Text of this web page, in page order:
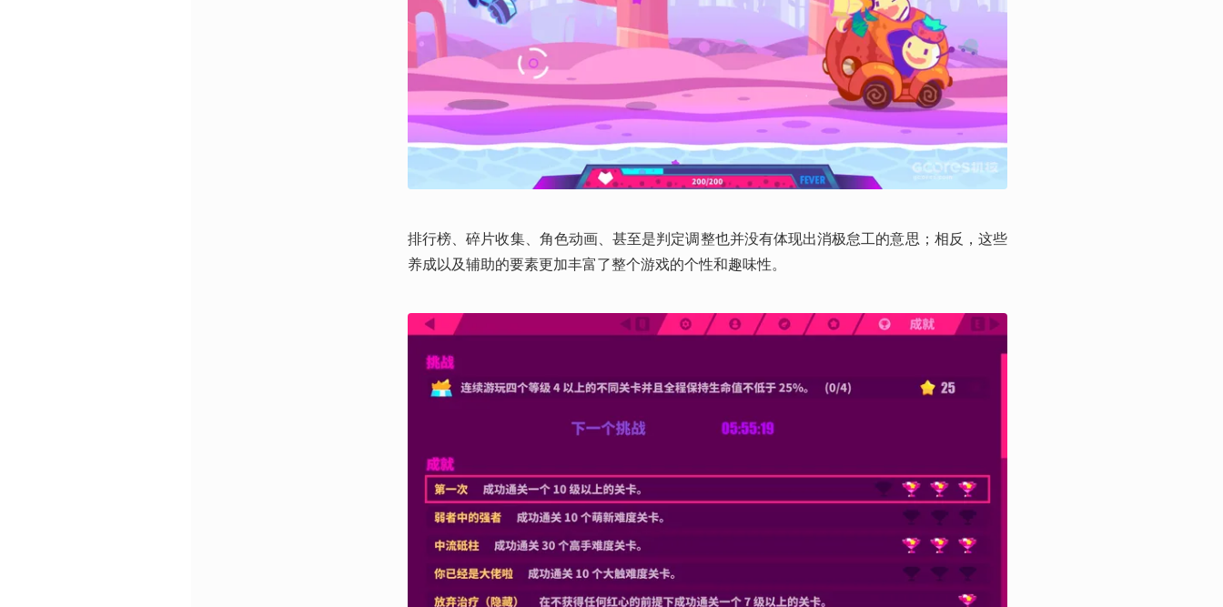
排行榜、碎片收集、角色动画、甚至是判定调整也并没有体现出消极怠工的意思；相反，这些
养成以及辅助的要素更加丰富了整个游戏的个性和趣味性。